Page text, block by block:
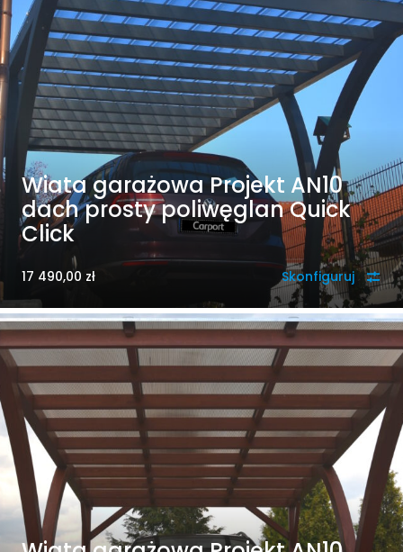
Wiata garażowa Projekt AN10
dach prosty poliwęglan Quick
Click
17 490,00 zł Skonfiguruj